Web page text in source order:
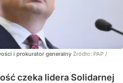
i prokurator generalny Źródło: PAP /
czeka lidera Solidarnej